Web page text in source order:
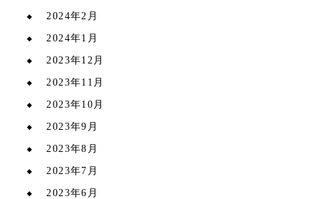
2024年2月
2024年1月
2023年12月
2023年11月
2023年10月
2023年9月
2023年8月
2023年7月
2023年6月